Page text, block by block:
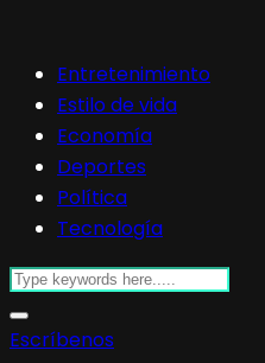
Entretenimiento
Estilo de vida
Economía
Deportes
Política
Tecnología
Escríbenos